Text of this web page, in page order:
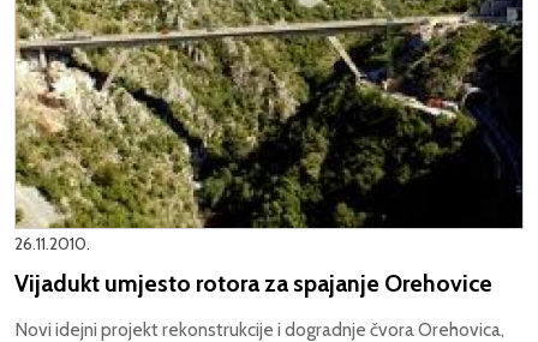
26.11.2010.
Vijadukt umjesto rotora za spajanje Orehovice
Novi idejni projekt rekonstrukcije i dogradnje čvora Orehovica,